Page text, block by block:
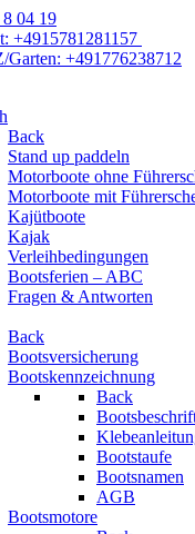
04 19
+4915781281157
Garten: +491776238712
Back
Stand up paddeln
Motorboote ohne
Motorboote mit
Kajütboote
Kajak
Verleihbedingungen
Bootsferien – ABC
Fragen & Antworten
Back
Bootsversicherung
Bootskennzeichnung
Back
Bootstaufe
Bootsnamen
AGB
Bootsmotore